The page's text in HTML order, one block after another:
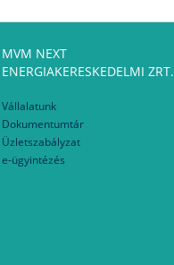
MVM NEXT
ENERGIAKERESKEDELMI ZRT.
Vállalatunk
Dokumentumtár
Üzletszabályzat
e-ügyintézés